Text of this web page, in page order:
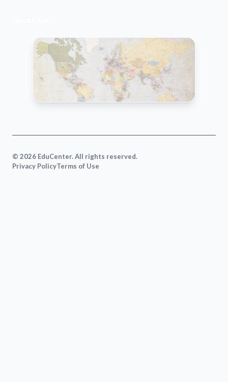
© 2026 EduCenter. All rights reserved.
Privacy PolicyTerms of Use